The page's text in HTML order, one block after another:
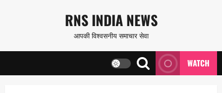
content
RNS INDIA NEWS
आपकी विश्वसनीय समाचार सेवा
WATCH